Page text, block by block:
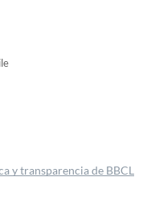
y transparencia de BBCL